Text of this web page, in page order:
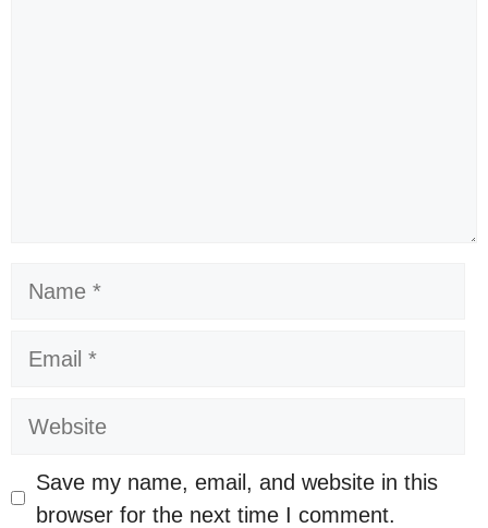
Name
Email
Website
Save my name, email, and website in this
browser for the next time I comment.